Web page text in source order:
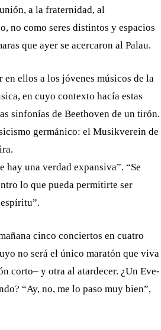
a la fraternidad, al
no como seres distintos y espacios
que ayer se acercaron al Palau.
en ellos a los jóvenes músicos de la
en cuyo contexto hacía estas
sinfonías de Beethoven de un tirón.
germánico: el Musikverein de
hay una verdad expansiva”. “Se
lo que pueda permitirte ser
cinco conciertos en cuatro
no será el único maratón que viva
corto– y otra al atardecer. ¿Un Eve­
“Ay, no, me lo paso muy bien”,